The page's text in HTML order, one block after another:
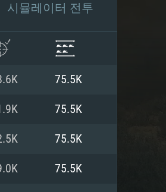
시뮬레이터 전투
75.5K
75.5K
75.5K
75.5K